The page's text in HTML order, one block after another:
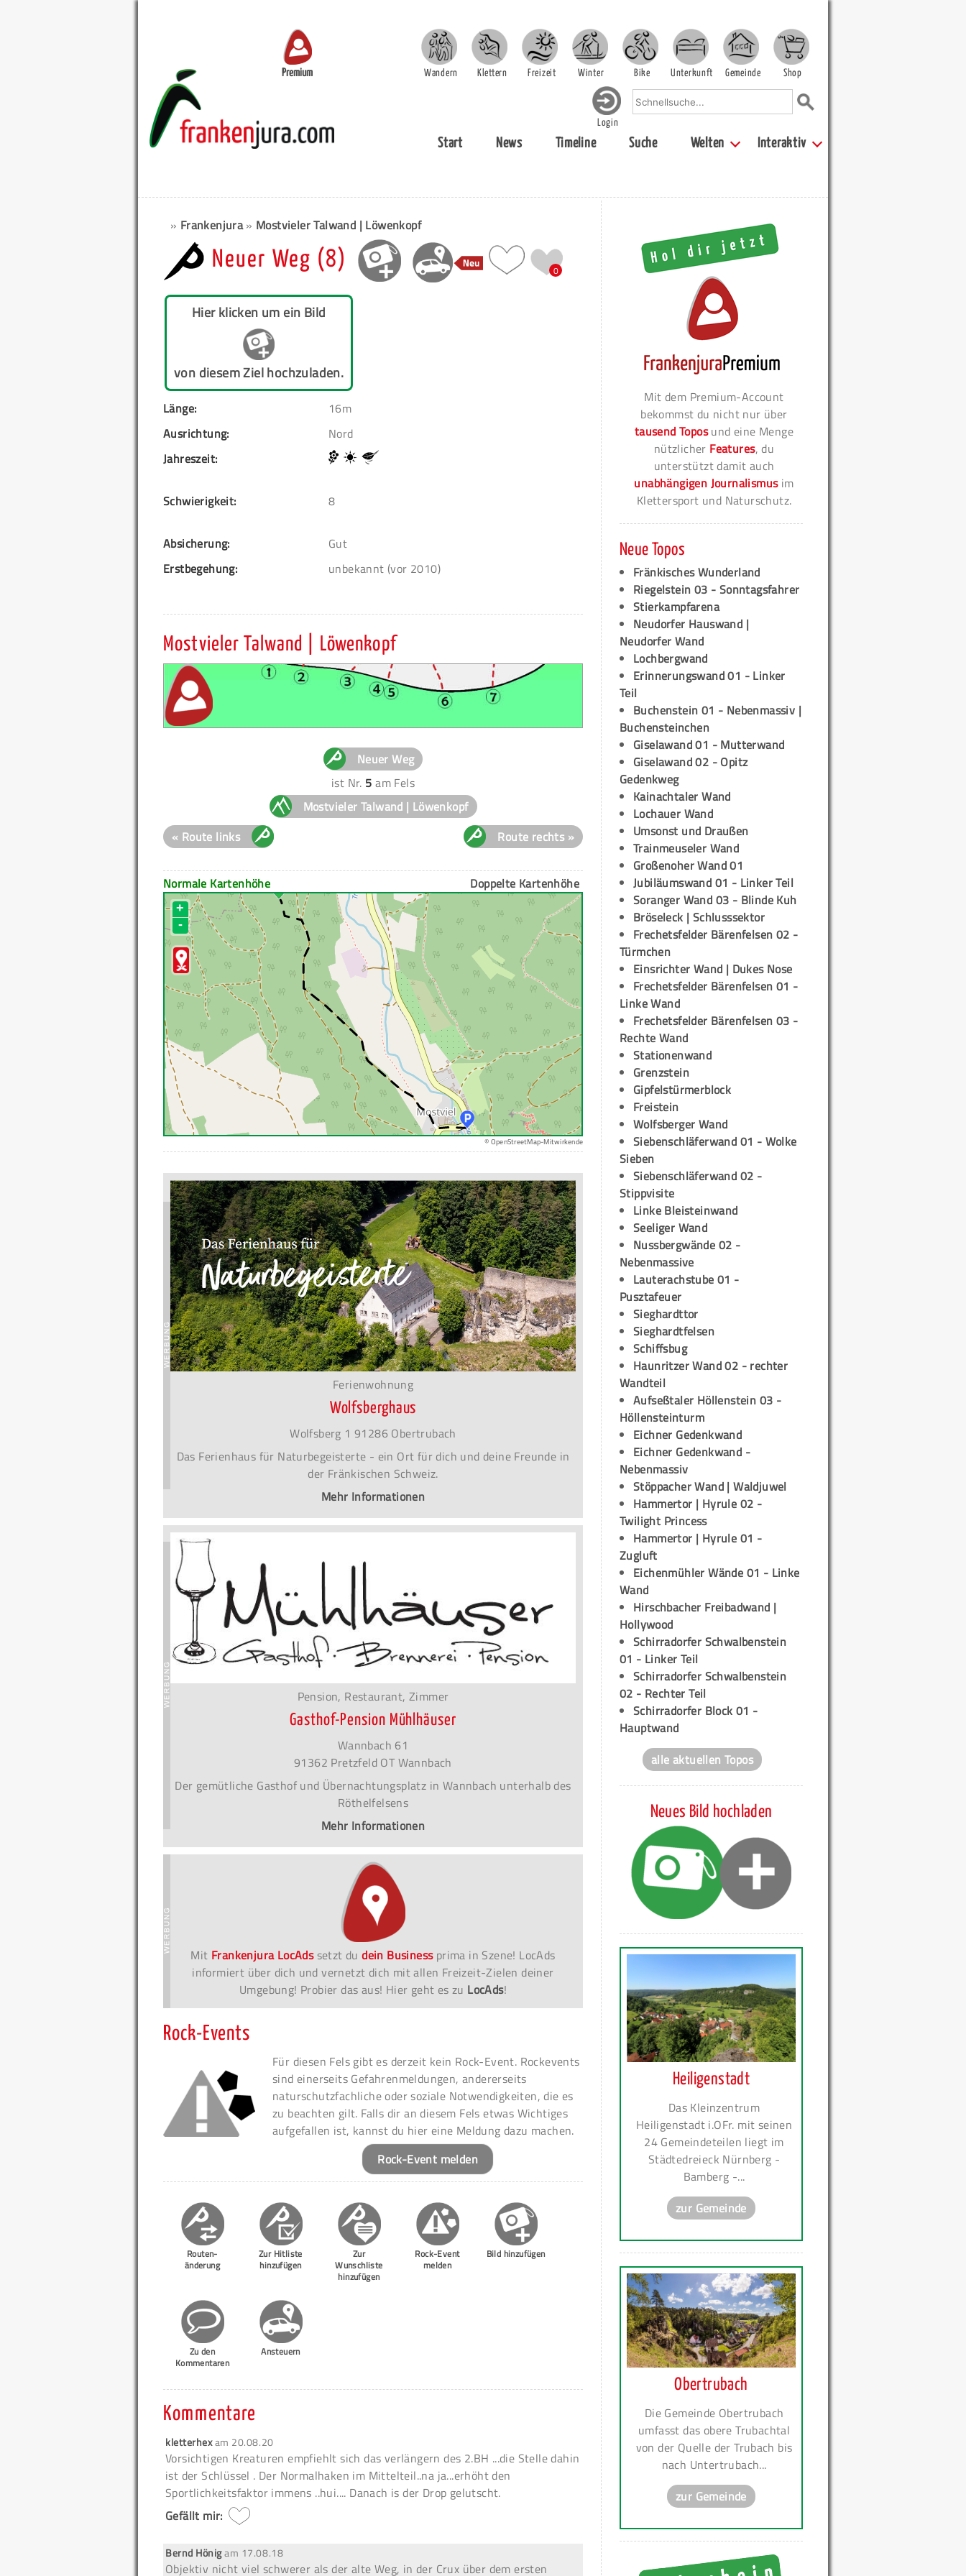
Premium Wandern Klettern Freizeit Winter Bike Unterkunft Gemeinde Shop
Login
Start News Timeline Suche Welten Interaktiv
» Frankenjura» Mostvieler Talwand | Löwenkopf
Neuer Weg (8) 0
Hier klicken um ein Bild
von diesem Ziel hochzuladen.
Länge:
16m
Ausrichtung:
Nord
Jahreszeit:
Schwierigkeit: 8
Absicherung:
Gut
Erstbegehung:
unbekannt (vor 2010)
Mostvieler Talwand | Löwenkopf
Neuer Weg
ist Nr. 5 am Fels
Mostvieler Talwand | Löwenkopf
« Route links
Route rechts »
Normale Kartenhöhe Doppelte Kartenhöhe
+
-
© OpenStreetMap-Mitwirkende
Ferienwohnung
Wolfsberghaus
Wolfsberg 1 91286 Obertrubach
Das Ferienhaus für Naturbegeisterte - ein Ort für dich und deine Freunde in
der Fränkischen Schweiz.
Mehr Informationen
Pension, Restaurant, Zimmer
Gasthof-Pension Mühlhäuser
Wannbach 61
91362 Pretzfeld OT Wannbach
Der gemütliche Gasthof und Übernachtungsplatz in Wannbach unterhalb des
Röthelfelsens
Mehr Informationen
Mit Frankenjura LocAdssetzt dudein Businessprima in Szene! LocAds
informiert über dich und vernetzt dich mit allen Freizeit-Zielen deiner
Umgebung! Probier das aus! Hier geht es zu LocAds!
Rock-Events
Für diesen Fels gibt es derzeit kein Rock-Event. Rockevents
sind einerseits Gefahrenmeldungen, andererseits
naturschutzfachliche oder soziale Notwendigkeiten, die es
zu beachten gilt. Falls dir an diesem Fels etwas Wichtiges
aufgefallen ist, kannst du hier eine Meldung dazu machen.
Rock-Event melden
Routen-
änderung
Zur Hitliste
hinzufügen
Zur
Wunschliste
hinzufügen
Rock-Event
melden
Bild hinzufügen
Zu den
Kommentaren
Ansteuern
Kommentare
kletterhexam 20.08.20
Vorsichtigen Kreaturen empfiehlt sich das verlängern des 2.BH ...die Stelle dahin
ist der Schlüssel . Der Normalhaken im Mittelteil..na ja...erhöht den
Sportlichkeitsfaktor immens ..hui.... Danach is der Drop gelutscht.
Gefällt mir:
Bernd Hönigam 17.08.18
Objektiv nicht viel schwerer als der alte Weg, in der Crux über dem ersten
Mit dem Premium-Account
bekommst du nicht nur über
tausend Toposund eine Menge
nützlicher Features, du
unterstützt damit auch
unabhängigen Journalismusim
Klettersport und Naturschutz.
Neue Topos
Fränkisches Wunderland
Riegelstein 03 - Sonntagsfahrer
Stierkampfarena
Neudorfer Hauswand |
Neudorfer Wand
Lochbergwand
Erinnerungswand 01 - Linker
Teil
Buchenstein 01 - Nebenmassiv |
Buchensteinchen
Giselawand 01 - Mutterwand
Giselawand 02 - Opitz
Gedenkweg
Kainachtaler Wand
Lochauer Wand
Umsonst und Draußen
Trainmeuseler Wand
Großenoher Wand 01
Jubiläumswand 01 - Linker Teil
Soranger Wand 03 - Blinde Kuh
Bröseleck | Schlusssektor
Frechetsfelder Bärenfelsen 02 -
Türmchen
Einsrichter Wand | Dukes Nose
Frechetsfelder Bärenfelsen 01 -
Linke Wand
Frechetsfelder Bärenfelsen 03 -
Rechte Wand
Stationenwand
Grenzstein
Gipfelstürmerblock
Freistein
Wolfsberger Wand
Siebenschläferwand 01 - Wolke
Sieben
Siebenschläferwand 02 -
Stippvisite
Linke Bleisteinwand
Seeliger Wand
Nussbergwände 02 -
Nebenmassive
Lauterachstube 01 -
Pusztafeuer
Sieghardttor
Sieghardtfelsen
Schiffsbug
Haunritzer Wand 02 - rechter
Wandteil
Aufseßtaler Höllenstein 03 -
Höllensteinturm
Eichner Gedenkwand
Eichner Gedenkwand -
Nebenmassiv
Stöppacher Wand | Waldjuwel
Hammertor | Hyrule 02 -
Twilight Princess
Hammertor | Hyrule 01 -
Zugluft
Eichenmühler Wände 01 - Linke
Wand
Hirschbacher Freibadwand |
Hollywood
Schirradorfer Schwalbenstein
01 - Linker Teil
Schirradorfer Schwalbenstein
02 - Rechter Teil
Schirradorfer Block 01 -
Hauptwand
alle aktuellen Topos
Neues Bild hochladen
Heiligenstadt
Das Kleinzentrum
Heiligenstadt i.OFr. mit seinen
24 Gemeindeteilen liegt im
Städtedreieck Nürnberg -
Bamberg -...
zur Gemeinde
Obertrubach
Die Gemeinde Obertrubach
umfasst das obere Trubachtal
von der Quelle der Trubach bis
nach Untertrubach...
zur Gemeinde